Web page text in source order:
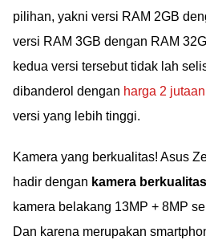
pilihan, yakni versi RAM 2GB
versi RAM 3GB dengan RAM
kedua versi tersebut tidak lah
dibanderol dengan harga 2 jutaan
versi yang lebih tinggi.
Kamera yang berkualitas! Asus
hadir dengan kamera
kamera belakang 13MP + 8MP
Dan karena merupakan